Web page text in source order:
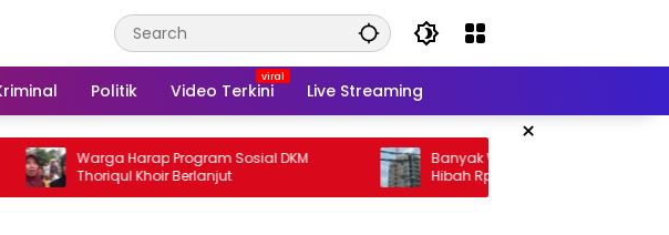
Politik Video Terkini Live Streaming
×
Warga Harap Program Sosial DKM
Thoriqul Khoir Berlanjut
Banyak Warga Susah, Pemprov Malah
Hibah Rp35 M